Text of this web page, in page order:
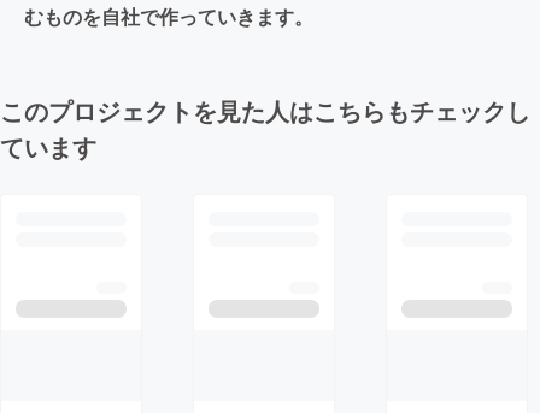
むものを自社で作っていきます。
このプロジェクトを見た人はこちらもチェックし
ています